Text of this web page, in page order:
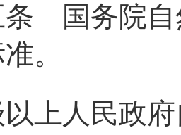
国务院自
。
人民政府